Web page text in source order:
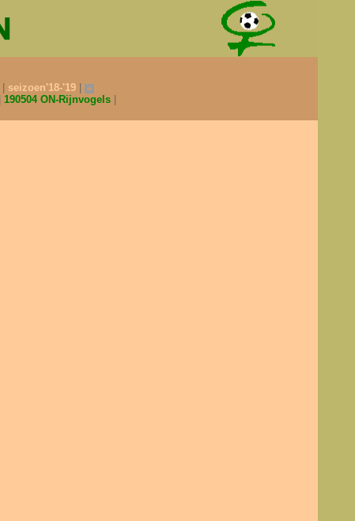
seizoen'18-'19
190504 ON-Rijnvogels